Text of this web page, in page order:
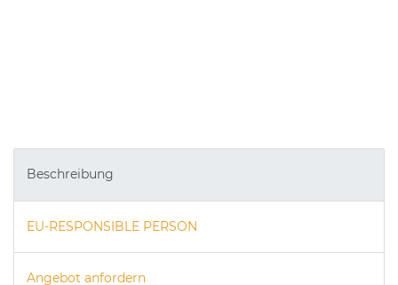
Beschreibung
EU-RESPONSIBLE PERSON
Angebot anfordern